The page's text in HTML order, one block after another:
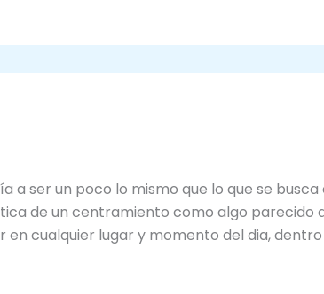
ser un poco lo mismo que lo que se busca
de un centramiento como algo parecido a
cualquier lugar y momento del dia,